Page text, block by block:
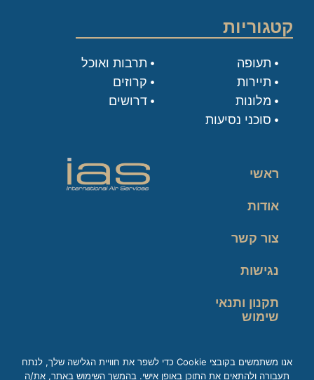
קטגוריות
תעופה
תיירות
מלונות
סוכני נסיעות
תרבות ואוכל
קרוזים
דרושים
ראשי
אודות
צור קשר
נגישות
תקנון ותנאי
שימוש
אנו משתמשים בקובצי Cookie כדי לשפר את חוויית הגלישה שלך, לנתח
תעבורה ולהתאים את התוכן באופן אישי. בהמשך השימוש באתר, את/ה